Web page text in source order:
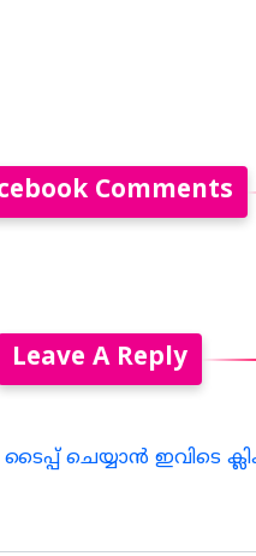
Comments
Leave A Reply
ചെയ്യാന്‍ ഇവിടെ